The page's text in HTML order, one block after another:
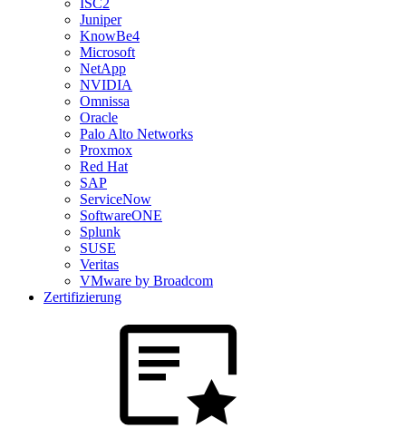
ISC2
Juniper
KnowBe4
Microsoft
NetApp
NVIDIA
Omnissa
Oracle
Palo Alto Networks
Proxmox
Red Hat
SAP
ServiceNow
SoftwareONE
Splunk
SUSE
Veritas
VMware by Broadcom
Zertifizierung